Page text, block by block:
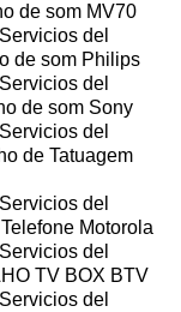
de som MV70
del
de som Philips
del
de som Sony
del
de Tatuagem
del
Motorola
del
TV BOX BTV
del